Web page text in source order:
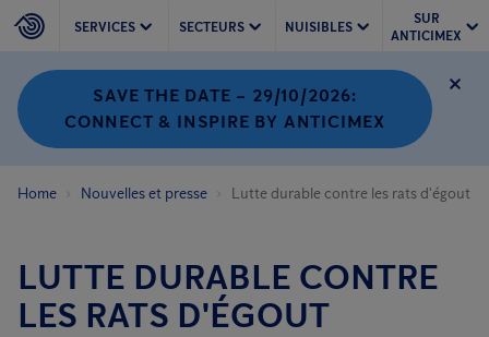
SERVICES SECTEURS NUISIBLES
SUR
ANTICIMEX
SAVE THE DATE – 29/10/2026:
CONNECT & INSPIRE BY ANTICIMEX
Home Nouvelles et presse Lutte durable contre les rats d'égout
LUTTE DURABLE CONTRE
LES RATS D'ÉGOUT